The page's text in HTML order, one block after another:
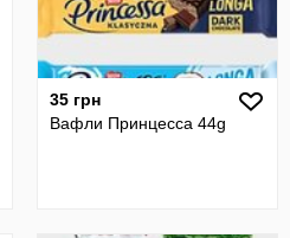
35 грн
Вафли Принцесса 44g